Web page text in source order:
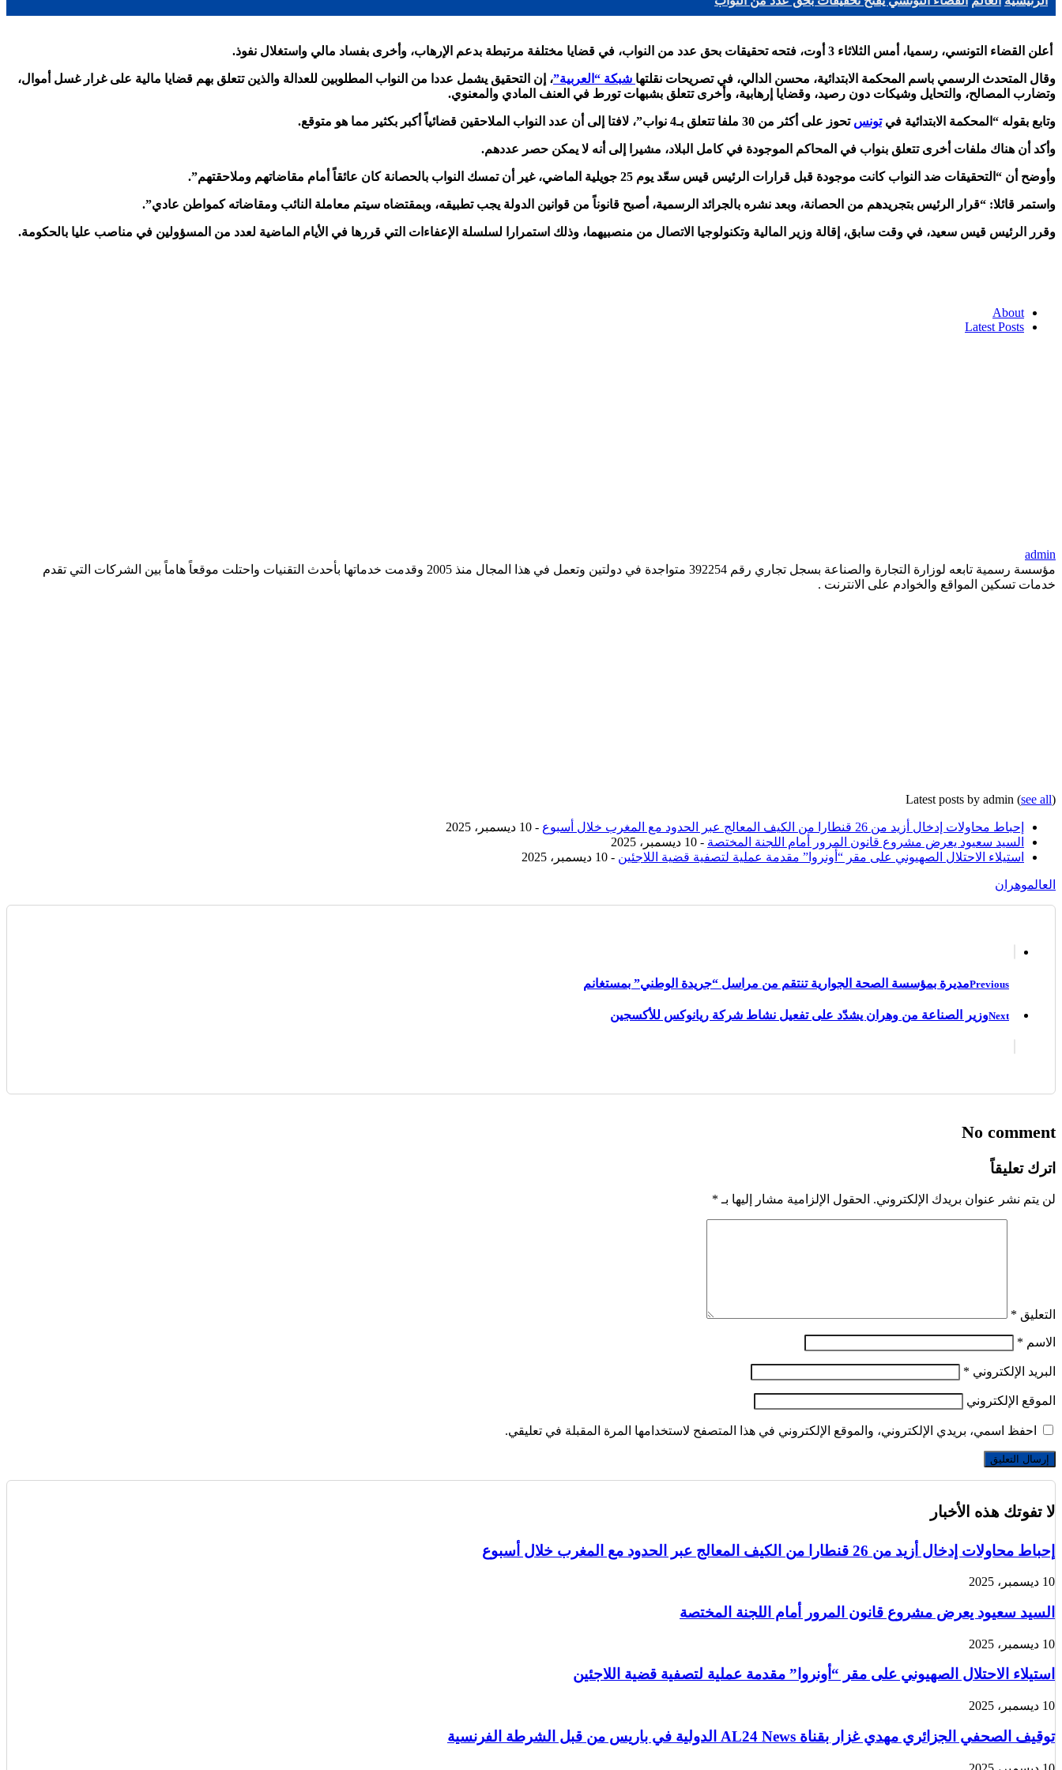
أعلن القضاء التونسي، رسميا، أمس الثلاثاء 3 أوت، فتحه تحقيقات بحق عدد من النواب، في قضايا مختلفة مرتبطة بدعم الإرهاب، وأخرى بفساد مالي واستغلال نفوذ .
وقال المتحدث الرسمي باسم المحكمة الابتدائية، محسن الدالي، في تصريحات نقلتها شبكة “العربية”، إن التحقيق يشمل عددا من النواب المطلوبين للعدالة والذين تتعلق بهم قضايا مالية على غرار غسل أموال،
وتضارب المصالح، والتحايل وشيكات دون رصيد، وقضايا إرهابية، وأخرى تتعلق بشبهات تورط في العنف المادي والمعنوي.
وتابع بقوله “المحكمة الابتدائية فيتونس تحوز على أكثر من 30 ملفا تتعلق بـ4 نواب”، لافتا إلى أن عدد النواب الملاحقين قضائياً أكبر بكثير مما هو متوقع.
وأكد أن هناك ملفات أخرى تتعلق بنواب في المحاكم الموجودة في كامل البلاد، مشيرا إلى أنه لا يمكن حصر عددهم.
وأوضح أن “التحقيقات ضد النواب كانت موجودة قبل قرارات الرئيس قيس سعّد يوم 25 جويلية الماضي، غير أن تمسك النواب بالحصانة كان عائقاً أمام مقاضاتهم وملاحقتهم”.
واستمر قائلا: “قرار الرئيس بتجريدهم من الحصانة، وبعد نشره بالجرائد الرسمية، أصبح قانوناً من قوانين الدولة يجب تطبيقه، وبمقتضاه سيتم معاملة النائب ومقاضاته كمواطن عادي”.
وقرر الرئيس قيس سعيد، في وقت سابق، إقالة وزير المالية وتكنولوجيا الاتصال من منصبيهما، وذلك استمرارا لسلسلة الإعفاءات التي قررها في الأيام الماضية لعدد من المسؤولين في مناصب عليا بالحكومة.
About
Latest Posts
admin
مؤسسة رسمية تابعه لوزارة التجارة والصناعة بسجل تجاري رقم 392254 متواجدة في دولتين وتعمل في هذا المجال منذ 2005 وقدمت خدماتها بأحدث التقنيات واحتلت موقعاً هاماً بين الشركات التي تقدم
خدمات تسكين المواقع والخوادم على الانترنت .
Latest posts by admin (see all)
إحباط محاولات إدخال أزيد من 26 قنطارا من الكيف المعالج عبر الحدود مع المغرب خلال أسبوع
- 10 ديسمبر، 2025
السيد سعيود يعرض مشروع قانون المرور أمام اللجنة المختصة - 10 ديسمبر، 2025
استيلاء الاحتلال الصهيوني على مقر “أونروا” مقدمة عملية لتصفية قضية اللاجئين - 10 ديسمبر، 2025
العالموهران
Previousمديرة بمؤسسة الصحة الجوارية تنتقم من مراسل “جريدة الوطني” بمستغانم
Nextوزير الصناعة من وهران يشدّد على تفعيل نشاط شركة ريانوكس للأكسجين
No comment
اترك تعليقاً
لن يتم نشر عنوان بريدك الإلكتروني. الحقول الإلزامية مشار إليها بـ *
التعليق *
الاسم *
البريد الإلكتروني *
الموقع الإلكتروني
احفظ اسمي، بريدي الإلكتروني، والموقع الإلكتروني في هذا المتصفح لاستخدامها المرة المقبلة في تعليقي.
لا تفوتك هذه الأخبار
إحباط محاولات إدخال أزيد من 26 قنطارا من الكيف المعالج عبر الحدود مع المغرب خلال أسبوع
10 ديسمبر، 2025
السيد سعيود يعرض مشروع قانون المرور أمام اللجنة المختصة
10 ديسمبر، 2025
استيلاء الاحتلال الصهيوني على مقر “أونروا” مقدمة عملية لتصفية قضية اللاجئين
10 ديسمبر، 2025
توقيف الصحفي الجزائري مهدي غزار بقناة AL24 News الدولية في باريس من قبل الشرطة الفرنسية